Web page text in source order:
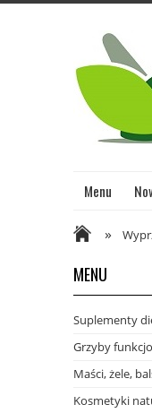
Menu
»
MENU
Suplementy
Grzyby
Maści, żele,
Kosmetyki